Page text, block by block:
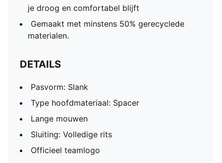
je droog en comfortabel blijft
Gemaakt met minstens 50% gerecyclede
materialen.
DETAILS
Pasvorm: Slank
Type hoofdmateriaal: Spacer
Lange mouwen
Sluiting: Volledige rits
Officieel teamlogo